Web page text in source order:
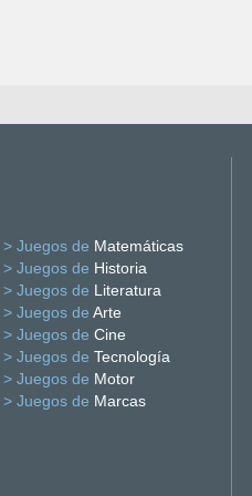
> Juegos de Matemáticas
> Juegos de Historia
> Juegos de Literatura
> Juegos de Arte
> Juegos de Cine
> Juegos de Tecnología
> Juegos de Motor
> Juegos de Marcas